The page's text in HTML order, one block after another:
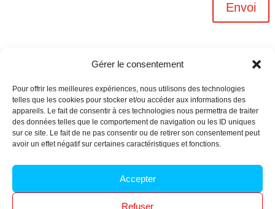
Gérer le consentement
Pour offrir les meilleures expériences, nous utilisons des technologies
telles que les cookies pour stocker et/ou accéder aux informations des
appareils. Le fait de consentir à ces technologies nous permettra de traiter
des données telles que le comportement de navigation ou les ID uniques
sur ce site. Le fait de ne pas consentir ou de retirer son consentement peut
avoir un effet négatif sur certaines caractéristiques et fonctions.
Accepter
Refuser
Envoi
Archives n-6
Politique de confidentialité–